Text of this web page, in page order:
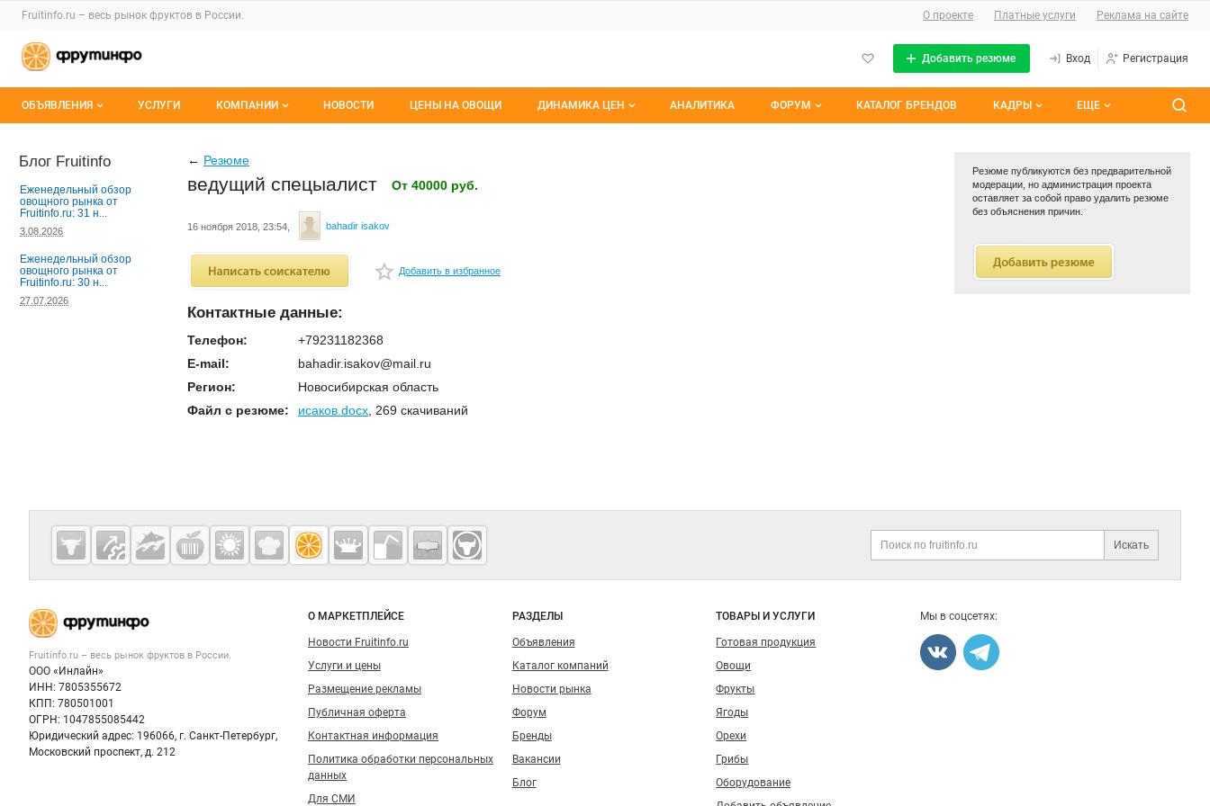
Раздел навигации по сайту fruitinfo.ru
Fruitinfo.ru – весь рынок фруктов в России. О сайте
О проекте Платные услуги Реклама на сайте
Авторизация и меню пользователя
Добавить резюме Вход Регистрация
Навигация по разделам сайта fruitinfo.ru
ОБЪЯВЛЕНИЯ
Мои объявления
УСЛУГИ КОМПАНИИ
О каталоге компаний
Премиум размещение
НОВОСТИ ЦЕНЫ НА ОВОЩИ ДИНАМИКА ЦЕН АНАЛИТИКА ФОРУМ КАТАЛОГ БРЕНДОВ КАДРЫ
Все резюме
ЕЩЕ
← Резюме
ведущий спецыалист От 40000 руб.
16 ноября 2018, 23:54, bahadir isakov
Добавить в избранное
Контактные данные:
Телефон:
+79231182368
E-mail:
bahadir.isakov@mail.ru
Регион:
Новосибирская область
Файл с резюме:
исаков.docx , 269 скачиваний
Блог Fruitinfo
Еженедельный обзор
овощного рынка от
Fruitinfo.ru: 31 н...
3.08.2026
Еженедельный обзор
овощного рынка от
Fruitinfo.ru: 30 н...
27.07.2026
Резюме публикуются без предварительной
модерации, но администрация проекта
оставляет за собой право удалить резюме
без объяснения причин.
Дополнительная информация
Искать
Cсылки на полезные проекты
Fruitinfo.ru
— рынок
фруктов
Важные разделы и контакты
Fruitinfo.ru – весь рынок фруктов в России.
ООО «Инлайн»
ИНН: 7805355672
КПП: 780501001
ОГРН: 1047855085442
Юридический адрес: 196066, г. Санкт-Петербург,
Московский проспект, д. 212
Навигация по сайту
О МАРКЕТПЛЕЙСЕ
Новости Fruitinfo.ru
Услуги и цены
Размещение рекламы
Публичная оферта
Контактная информация
Политика обработки персональных
данных
Для СМИ
РАЗДЕЛЫ
Объявления
Каталог компаний
Новости рынка
Форум
Бренды
Вакансии
Блог
ТОВАРЫ И УСЛУГИ
Готовая продукция
Овощи
Фрукты
Ягоды
Орехи
Грибы
Оборудование
Мы в соцсетях: